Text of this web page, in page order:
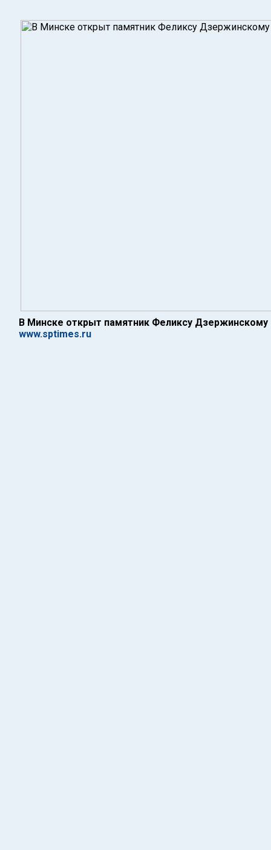
В Минске открыт памятник Феликсу Дзержинскому
www.sptimes.ru